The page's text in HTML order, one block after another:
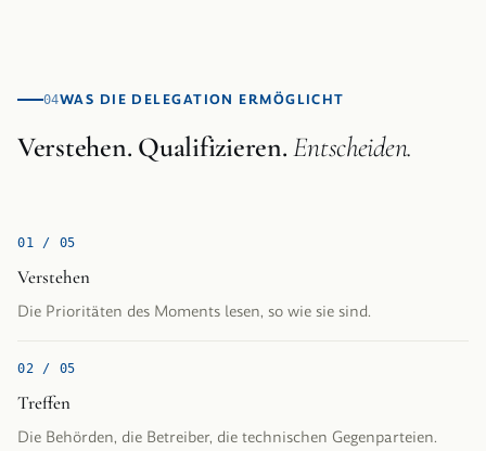
04WAS DIE DELEGATION ERMÖGLICHT
Verstehen. Qualifizieren. Entscheiden.
01 / 05
Verstehen
Die Prioritäten des Moments lesen, so wie sie sind.
02 / 05
Treffen
Die Behörden, die Betreiber, die technischen Gegenparteien.